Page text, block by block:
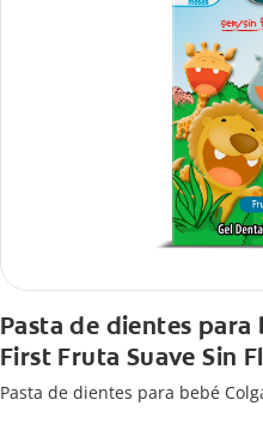
Pasta de dientes para
First Fruta Suave Sin
Pasta de dientes para bebé